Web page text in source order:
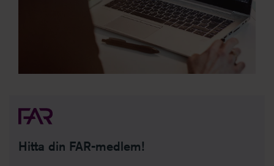
Hitta din FAR-medlem!